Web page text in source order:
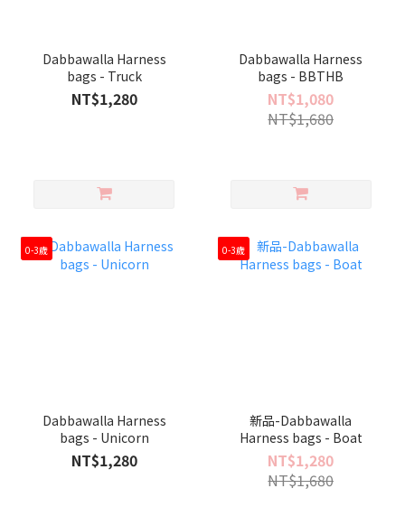
Dabbawalla Harness
bags - Truck
NT$1,280
Dabbawalla Harness
bags - BBTHB
NT$1,080
NT$1,680
0-3歲
Dabbawalla Harness
bags - Unicorn
NT$1,280
0-3歲
新品-Dabbawalla
Harness bags - Boat
NT$1,280
NT$1,680